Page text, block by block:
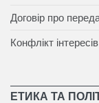
Договір про
Конфлікт інтересів
ЕТИКА ТА